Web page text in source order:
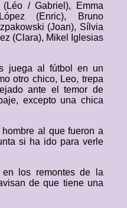
/ Gabriel), Emma
(Enric), Bruno
(Joan), Sílvia
(Clara), Mikel Iglesias
juega al fútbol en un
otro chico, Leo, trepa
ante el temor de
excepto una chica
al que fueron a
si ha ido para verle
en los remontes de la
de que tiene una